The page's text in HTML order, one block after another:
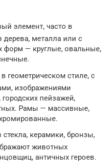
элемент, часто в
металла или с
форм — круглые, овальные,
геометрическом стиле, с
изображениями
пейзажей,
Рамы — массивные,
стекла, керамики, бронзы,
животных
античных героев.